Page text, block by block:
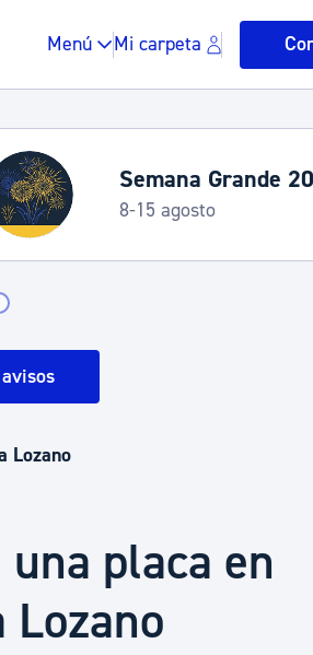
Menú Mi carpeta
Espacio público, residuos y
Desarrollo económico y empleo
Semana Grande
8-15 agosto
Lozano
placa en